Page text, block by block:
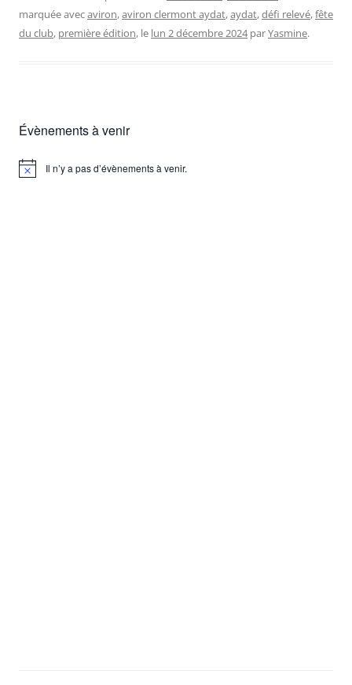
marquée avecaviron,aviron clermont aydat,aydat,défi relevé,fête
du club, première édition, le lun 2 décembre 2024 parYasmine.
Évènements à venir
Notice Il n’y a pas d’évènements à venir.